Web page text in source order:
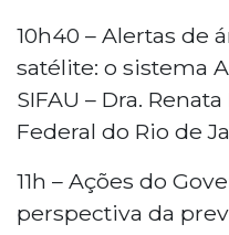
10h40 – Alertas de
satélite: o sistema
SIFAU – Dra.
Federal do Rio de
11h – Ações do
perspectiva da